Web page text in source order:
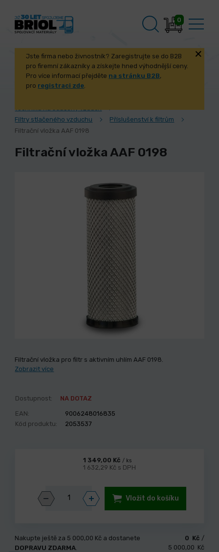
0
Jste firma nebo živnostník? Zaregistrujte se do B2B
pro firemní zákazníky a získejte hned výhodnější ceny.
Pro více informací přejděte na stránku B2B,
pro registraci zde.
Technika na stlačený vzduch
Filtry stlačeného vzduchu
Příslušenství k filtrům
Filtrační vložka AAF 0198
Filtrační vložka AAF 0198
Filtrační vložka pro filtr s aktivním uhlím AAF 0198.
Zobrazit více
Dostupnost: NA DOTAZ
EAN:
9006248016835
Kód produktu:
2053537
1 349,00 Kč / ks
1 632,29 Kč s DPH
Vložit do košíku
Nakupte ještě za 5 000,00 Kč a dostanete
DOPRAVU ZDARMA.
0 Kč /
5 000,00 Kč